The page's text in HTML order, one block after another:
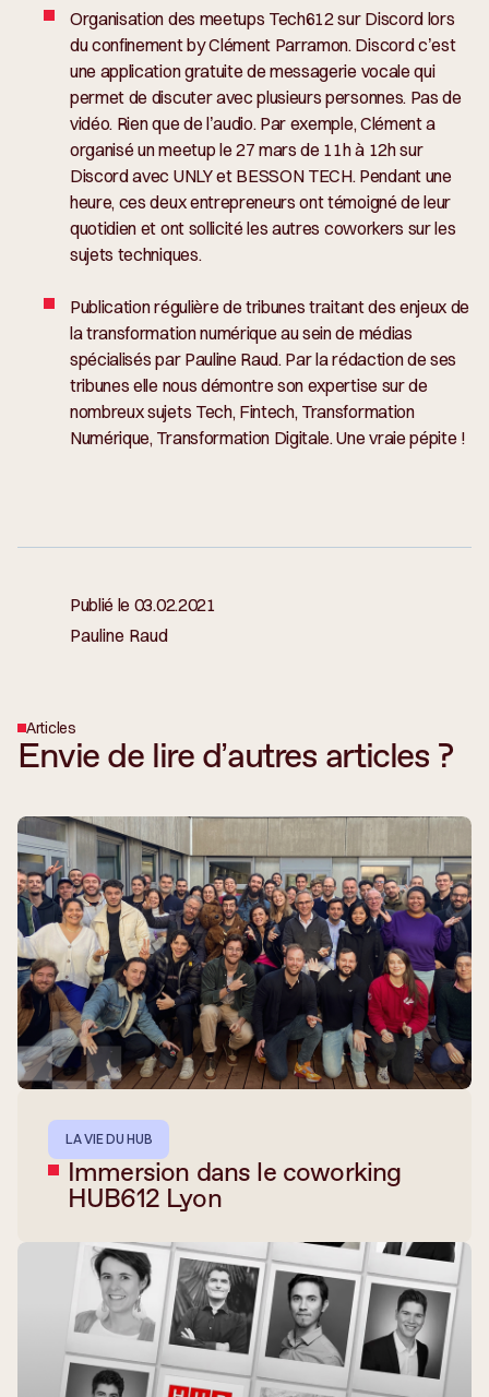
Organisation des meetups Tech612 sur Discord lors
du confinement by Clément Parramon. Discord c’est
une application gratuite de messagerie vocale qui
permet de discuter avec plusieurs personnes. Pas de
vidéo. Rien que de l’audio. Par exemple, Clément a
organisé un meetup le 27 mars de 11h à 12h sur
Discord avec UNLY et BESSON TECH. Pendant une
heure, ces deux entrepreneurs ont témoigné de leur
quotidien et ont sollicité les autres coworkers sur les
sujets techniques.
Publication régulière de tribunes traitant des enjeux de
la transformation numérique au sein de médias
spécialisés par Pauline Raud. Par la rédaction de ses
tribunes elle nous démontre son expertise sur de
nombreux sujets Tech, Fintech, Transformation
Numérique, Transformation Digitale. Une vraie pépite !
Publié le 03.02.2021
Pauline Raud
Articles
Envie de lire d’autres articles ?
LA VIE DU HUB
Immersion dans le coworking
HUB612 Lyon